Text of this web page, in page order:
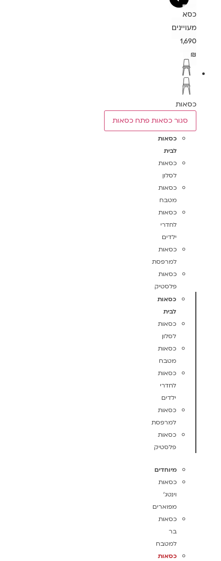
כסא
מעויינים
1,690
₪
כסאות
סגור כסאות פתח כסאות
כסאות
לבית
כסאות
לסלון
כסאות
מטבח
כסאות
לחדרי
ילדים
כסאות
למרפסת
כסאות
פלסטיק
כסאות
לבית
כסאות
לסלון
כסאות
מטבח
כסאות
לחדרי
ילדים
כסאות
למרפסת
כסאות
פלסטיק
מיוחדים
כסאות
וינטג'
מפוארים
כסאות
בר
למטבח
כסאות